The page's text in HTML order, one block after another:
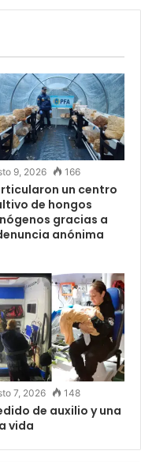
9, 2026 166
un centro
de hongos
gracias a
anónima
7, 2026 148
de auxilio y una
vida